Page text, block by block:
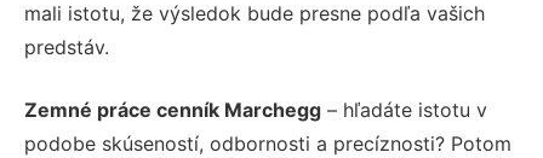
mali istotu, že výsledok bude presne podľa vašich
predstáv.
Zemné práce cenník Marchegg – hľadáte istotu v
podobe skúseností, odbornosti a precíznosti? Potom